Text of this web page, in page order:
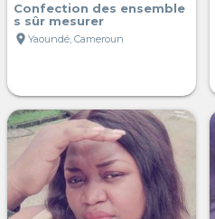
Confection des ensemble
s sûr mesurer
location_on Yaoundé, Cameroun